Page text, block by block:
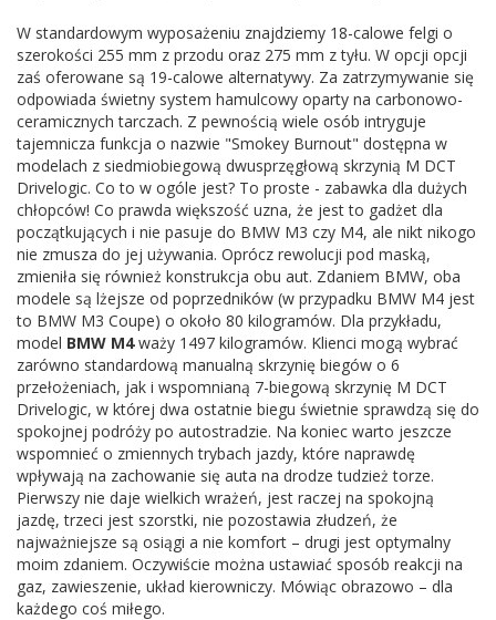
W standardowym wyposażeniu znajdziemy 18-calowe felgi o
szerokości 255 mm z przodu oraz 275 mm z tyłu. W opcji opcji
zaś oferowane są 19-calowe alternatywy. Za zatrzymywanie się
odpowiada świetny system hamulcowy oparty na carbonowo-
ceramicznych tarczach. Z pewnością wiele osób intryguje
tajemnicza funkcja o nazwie "Smokey Burnout" dostępna w
modelach z siedmiobiegową dwusprzęgłową skrzynią M DCT
Drivelogic. Co to w ogóle jest? To proste - zabawka dla dużych
chłopców! Co prawda większość uzna, że jest to gadżet dla
początkujących i nie pasuje do BMW M3 czy M4, ale nikt nikogo
nie zmusza do jej używania. Oprócz rewolucji pod maską,
zmieniła się również konstrukcja obu aut. Zdaniem BMW, oba
modele są lżejsze od poprzedników (w przypadku BMW M4 jest
to BMW M3 Coupe) o około 80 kilogramów. Dla przykładu,
model BMW M4waży 1497 kilogramów. Klienci mogą wybrać
zarówno standardową manualną skrzynię biegów o 6
przełożeniach, jak i wspomnianą 7-biegową skrzynię M DCT
Drivelogic, w której dwa ostatnie biegu świetnie sprawdzą się do
spokojnej podróży po autostradzie. Na koniec warto jeszcze
wspomnieć o zmiennych trybach jazdy, które naprawdę
wpływają na zachowanie się auta na drodze tudzież torze.
Pierwszy nie daje wielkich wrażeń, jest raczej na spokojną
jazdę, trzeci jest szorstki, nie pozostawia złudzeń, że
najważniejsze są osiągi a nie komfort – drugi jest optymalny
moim zdaniem. Oczywiście można ustawiać sposób reakcji na
gaz, zawieszenie, układ kierowniczy. Mówiąc obrazowo – dla
każdego coś miłego.